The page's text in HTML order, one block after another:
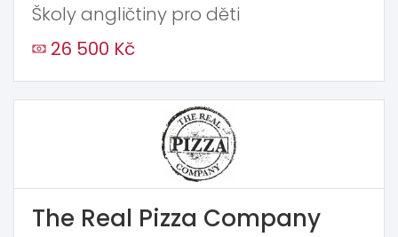
Školy angličtiny pro děti
26 500 Kč
The Real Pizza Company